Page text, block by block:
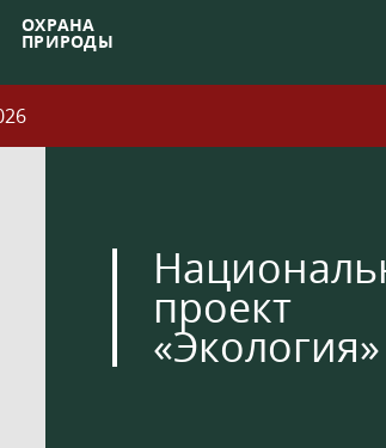
ОХРАНА
ПРИРОДЫ
проект
«Экология»